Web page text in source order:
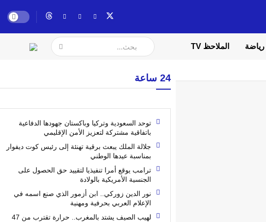
رياضة الملاحظ TV
24 ساعة
توحد السعودية وتركيا وباكستان جهودها الدفاعية
باتفاقية مشتركة لتعزيز الأمن الإقليمي
جلالة الملك يبعث برقية تهنئة إلى رئيس كوت ديفوار
بمناسبة عيدها الوطني
ترامب يوقع أمرا تنفيذيا لتقييد حق الحصول على
الجنسية الأمريكية بالولادة
نور الدين زوركي.. ابن أزمور الذي صنع اسمه في
الإعلام العربي بحرفية ومهنية
لهيب الصيف يشتد بالمغرب.. حرارة تقترب من 47